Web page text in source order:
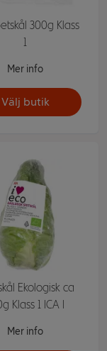
300g Klass
1
Mer info
Välj butik
Ekologisk ca
Klass 1 ICA I
Mer info